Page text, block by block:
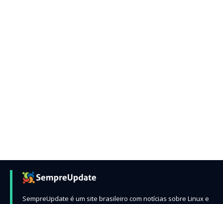
SempreUpdate é um site brasileiro com notícias sobre Linux e